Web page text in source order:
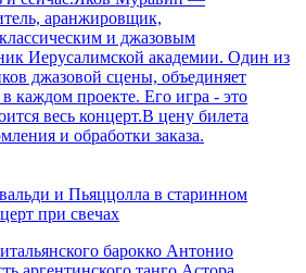
аранжировщик,
и джазовым
Иерусалимской академии. Один из
джазовой сцены, объединяет
каждом проекте. Его игра - это
весь концерт.В цену билета
и обработки заказа.
и Пьяццолла в старинном
при свечах
барокко Антонио